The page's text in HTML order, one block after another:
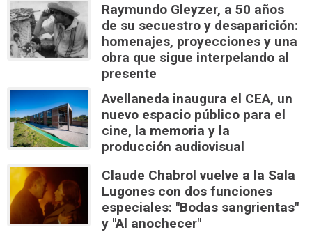
Raymundo Gleyzer, a 50 años
de su secuestro y desaparición:
homenajes, proyecciones y una
obra que sigue interpelando al
presente
Avellaneda inaugura el CEA, un
nuevo espacio público para el
cine, la memoria y la
producción audiovisual
Claude Chabrol vuelve a la Sala
Lugones con dos funciones
especiales: "Bodas sangrientas"
y "Al anochecer"